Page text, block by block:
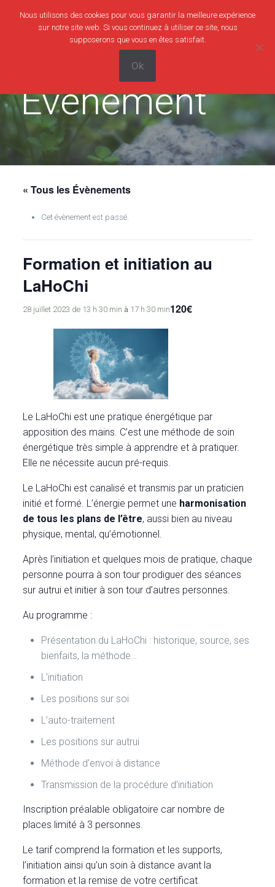
0
0,00€
Evènement
« Tous les Évènements
Cet évènement est passé.
Formation et initiation au
LaHoChi
28 juillet 2023 de 13 h 30 min à 17 h 30 min120€
Le LaHoChi est une pratique énergétique par
apposition des mains. C’est une méthode de soin
énergétique très simple à apprendre et à pratiquer.
Elle ne nécessite aucun pré-requis.
Le LaHoChi est canalisé et transmis par un praticien
initié et formé. L’énergie permet une harmonisation
de tous les plans de l’être, aussi bien au niveau
physique, mental, qu’émotionnel.
Après l’initiation et quelques mois de pratique, chaque
personne pourra à son tour prodiguer des séances
sur autrui et initier à son tour d’autres personnes.
Au programme :
Présentation du LaHoChi : historique, source, ses
bienfaits, la méthode…
L’initiation
Les positions sur soi
L’auto-traitement
Les positions sur autrui
Méthode d’envoi à distance
Transmission de la procédure d’initiation
Inscription préalable obligatoire car nombre de
places limité à 3 personnes.
Le tarif comprend la formation et les supports,
l’initiation ainsi qu’un soin à distance avant la
formation et la remise de votre certificat.
Nous utilisons des cookies pour vous garantir la meilleure expérience
sur notre site web. Si vous continuez à utiliser ce site, nous
supposerons que vous en êtes satisfait.
Ok